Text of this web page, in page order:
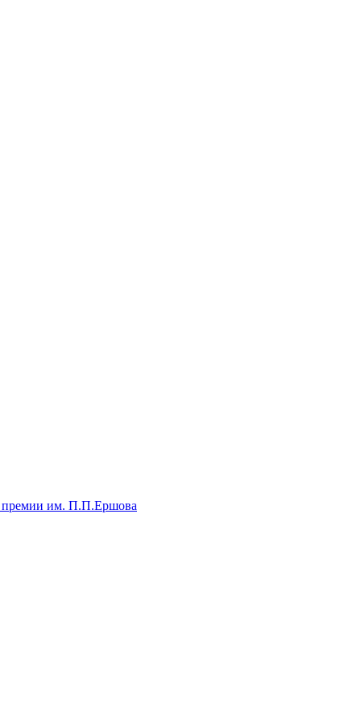
премии им. П.П.Ершова